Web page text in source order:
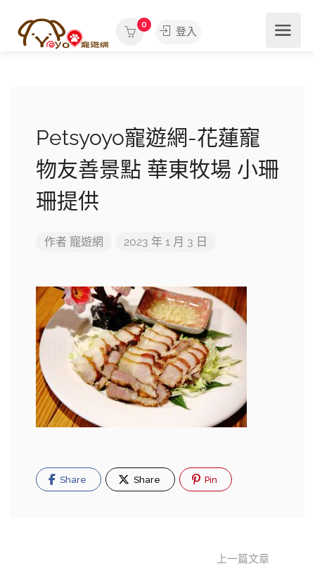
0
登入
Petsyoyo寵遊網-花蓮寵
物友善景點 華東牧場 小珊
珊提供
作者 寵遊網 2023 年 1 月 3 日
Share Share Pin
上一篇文章